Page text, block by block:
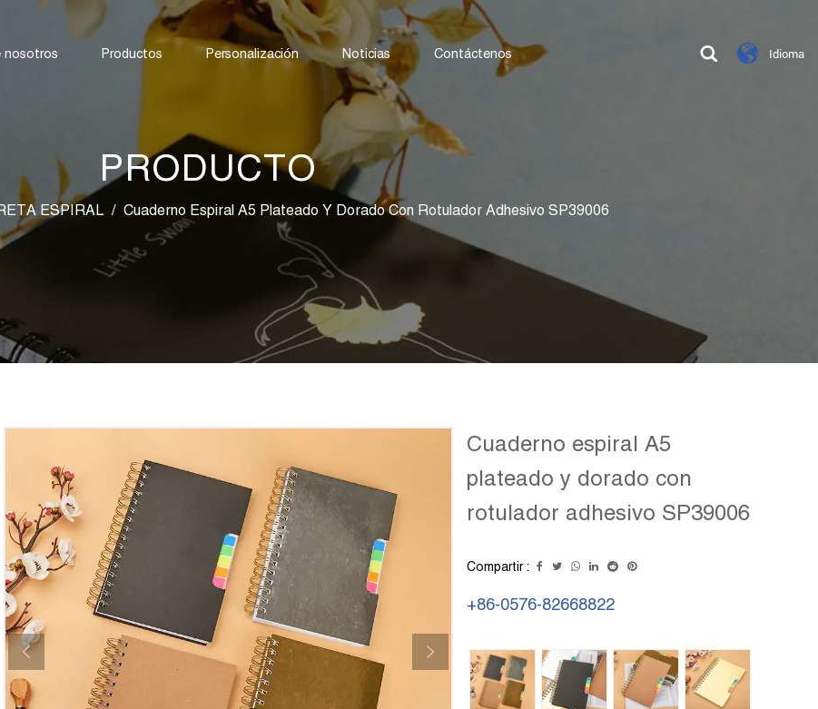
nosotros Productos Personalización Noticias Contáctenos Idioma
PRODUCTO
ESPIRAL / Cuaderno Espiral A5 Plateado Y Dorado Con Rotulador Adhesivo SP39006
Cuaderno espiral A5
plateado y dorado con
rotulador adhesivo SP39006
Compartir :
+86-0576-82668822